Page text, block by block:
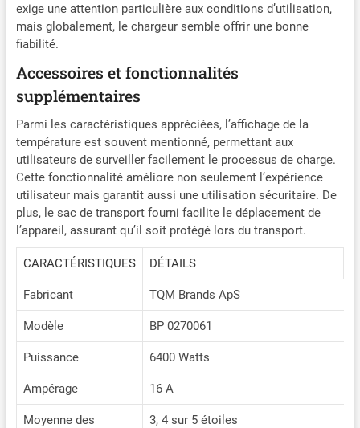
exige une attention particulière aux conditions d’utilisation,
mais globalement, le chargeur semble offrir une bonne
fiabilité.
Accessoires et fonctionnalités
supplémentaires
Parmi les caractéristiques appréciées, l’affichage de la
température est souvent mentionné, permettant aux
utilisateurs de surveiller facilement le processus de charge.
Cette fonctionnalité améliore non seulement l’expérience
utilisateur mais garantit aussi une utilisation sécuritaire. De
plus, le sac de transport fourni facilite le déplacement de
l’appareil, assurant qu’il soit protégé lors du transport.
CARACTÉRISTIQUES DÉTAILS
Fabricant TQM Brands ApS
Modèle BP 0270061
Puissance 6400 Watts
Ampérage 16 A
Moyenne des 3, 4 sur 5 étoiles